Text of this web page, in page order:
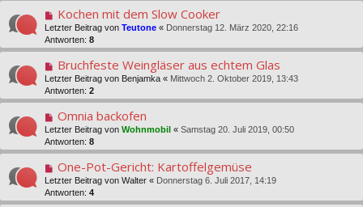
Kochen mit dem Slow Cooker
Letzter Beitrag von Teutone « Donnerstag 12. März 2020, 22:16
Antworten: 8
Bruchfeste Weingläser aus echtem Glas
Letzter Beitrag von Benjamka « Mittwoch 2. Oktober 2019, 13:43
Antworten: 2
Omnia backofen
Letzter Beitrag von Wohnmobil « Samstag 20. Juli 2019, 00:50
Antworten: 8
One-Pot-Gericht: Kartoffelgemüse
Letzter Beitrag von Walter « Donnerstag 6. Juli 2017, 14:19
Antworten: 4